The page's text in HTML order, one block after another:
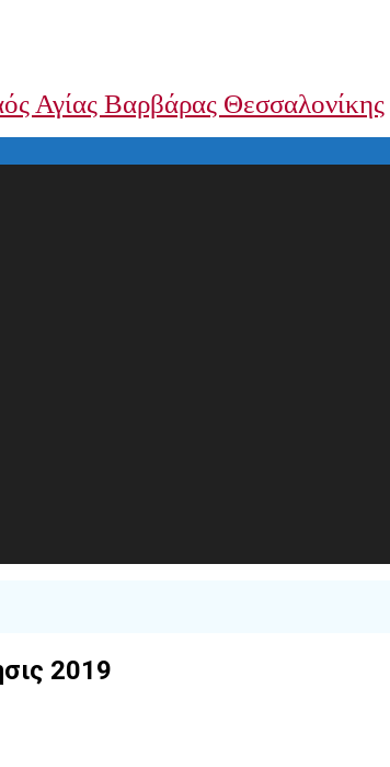
Αγίας Βαρβάρας Θεσσαλονίκης
2019